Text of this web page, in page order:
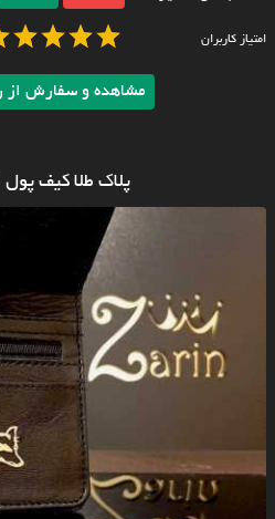
امتیاز کاربران
مشاهده و سفارش از
پلاک طلا کیف